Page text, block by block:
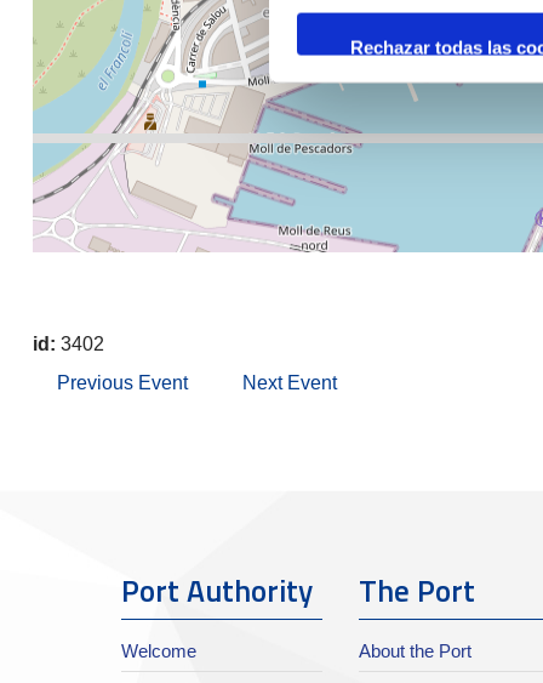
Rechazar todas las
id: 3402
Previous Event
Next Event
Port Authority
Welcome
The Port
About the Port